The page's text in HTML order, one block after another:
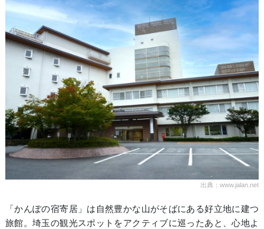
出典：www.jalan.net
「かんぽの宿寄居」は自然豊かな山がそばにある好立地に建つ
旅館。埼玉の観光スポットをアクティブに巡ったあと、心地よ